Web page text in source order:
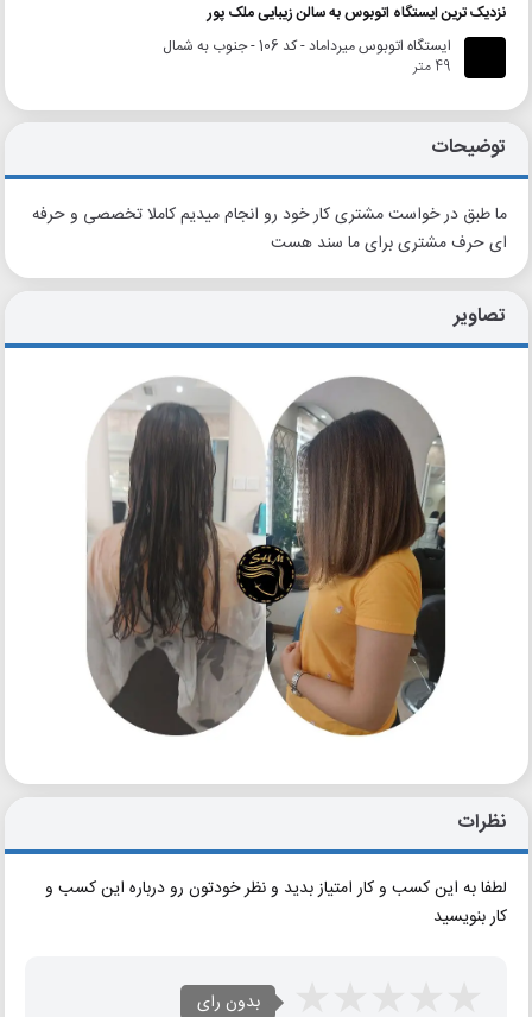
نزدیک ترین ایستگاه اتوبوس به سالن زیبایی ملک پور
ایستگاه اتوبوس میرداماد - کد 106 - جنوب به شمال
49 متر
توضیحات
ما طبق در خواست مشتری کار خود رو انجام میدیم کاملا تخصصی و حرفه
ای حرف مشتری برای ما سند هست
تصاویر
نظرات
لطفا به این کسب و کار امتیاز بدید و نظر خودتون رو درباره این کسب و
کار بنویسید
بدون رای